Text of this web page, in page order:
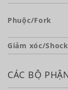
Phuộc/Fork
Giảm xóc/Shock
CÁC BỘ